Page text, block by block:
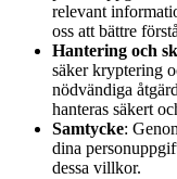
relevant
oss att bättre
Hantering och
säker kryptering
nödvändiga
hanteras säkert
Samtycke:
dina
dessa villkor.